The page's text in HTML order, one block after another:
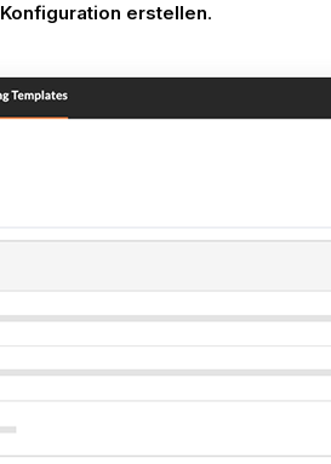
Konfiguration erstellen.